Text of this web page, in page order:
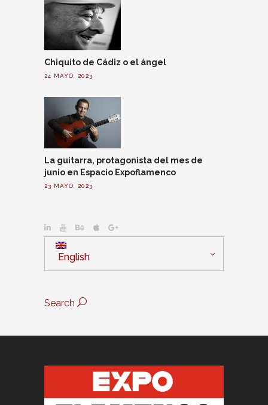
Chiquito de Cádiz o el ángel
24 MAYO, 2023
La guitarra, protagonista del mes de
junio en Espacio Expoflamenco
23 MAYO, 2023
English
Search